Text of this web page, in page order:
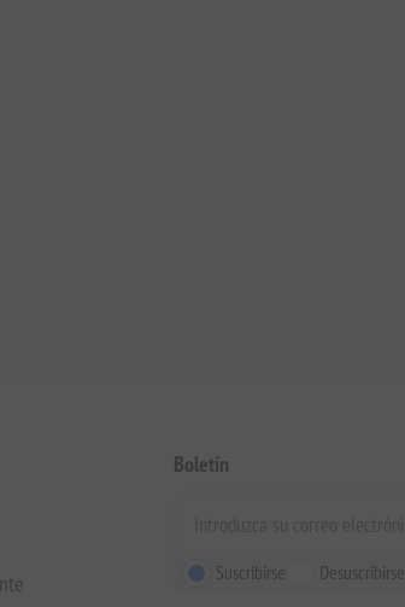
Boletín
Suscribirse Desuscribirse